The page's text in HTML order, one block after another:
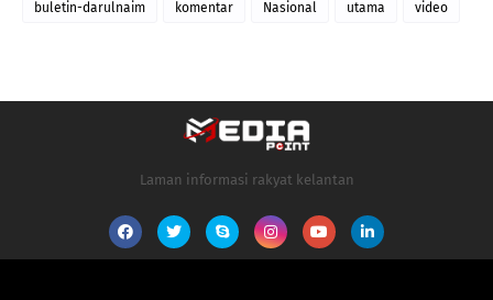
buletin-darulnaim komentar Nasional utama video
Laman informasi rakyat kelantan